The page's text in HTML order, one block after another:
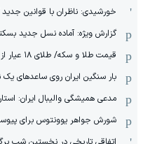
خورشیدی: ناظران با قوانین
گزارش ویژه‌: آماده نسل جدید
قیمت طلا و سکه/ طلای ۱۸ عیار از ۱۹ میلیون گذشت
بار سنگین ایران روی ساعدهای یک
مدعی همیشگی والیبال ایران:
شورش جواهر یوونتوس برای